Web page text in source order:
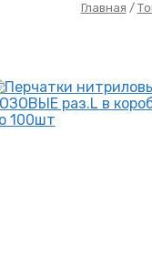
Главная /